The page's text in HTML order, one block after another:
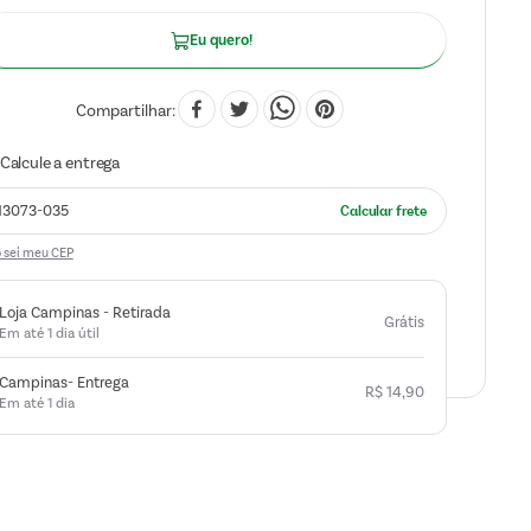
Eu quero!
Compartilhar
meu CEP
Campinas - Retirada
até 1 dia útil
Grátis
Entrega
até 1 dia
R$ 14,90